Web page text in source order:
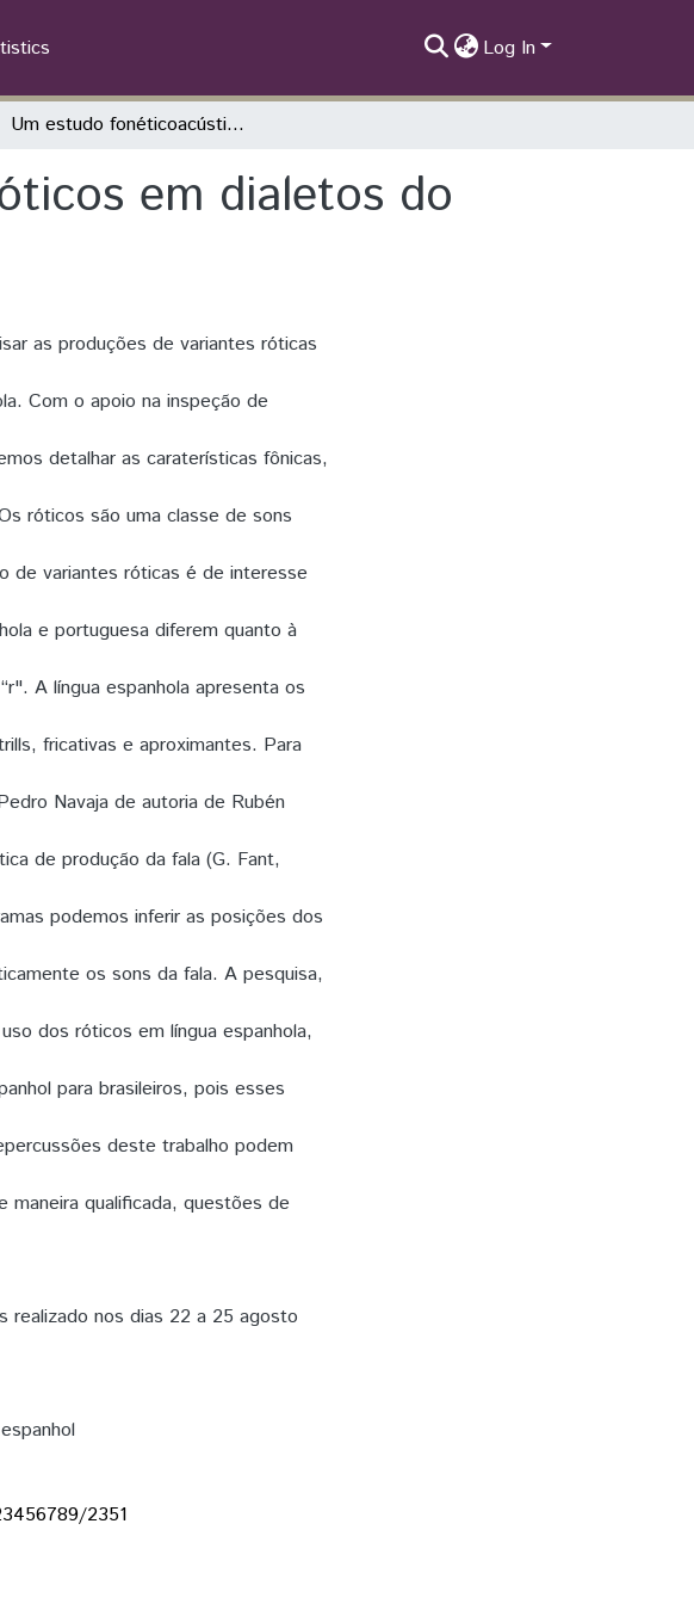
Log In
Um estudo fonéticoacústico sobre róticos em dialetos do espanhol
em dialetos do
as produções de variantes róticas
Com o apoio na inspeção de
detalhar as caraterísticas fônicas,
róticos são uma classe de sons
de variantes róticas é de interesse
e portuguesa diferem quanto à
A língua espanhola apresenta os
fricativas e aproximantes. Para
Navaja de autoria de Rubén
de produção da fala (G. Fant,
podemos inferir as posições dos
os sons da fala. A pesquisa,
dos róticos em língua espanhola,
para brasileiros, pois esses
deste trabalho podem
maneira qualificada, questões de
realizado nos dias 22 a 25 agosto
2351